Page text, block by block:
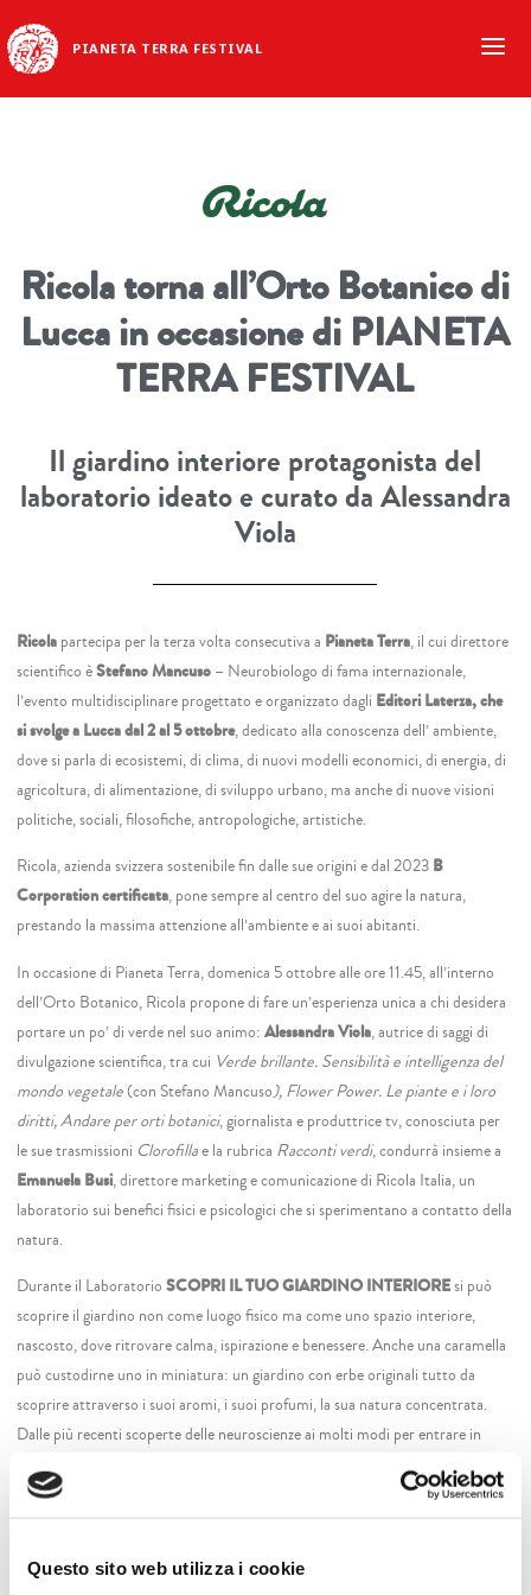
Questo sito web utilizza i cookie
PIANETA TERRA FESTIVAL
Ricola torna all’Orto Botanico di
Lucca in occasione di PIANETA
TERRA FESTIVAL
Il giardino interiore protagonista del
laboratorio ideato e curato da Alessandra
Viola
Ricolapartecipa per la terza volta consecutiva a Pianeta Terra, il cui direttore
scientifico èStefano Mancuso– Neurobiologo di fama internazionale,
l’evento multidisciplinare progettato e organizzato dagli Editori Laterza, che
si svolge a Lucca dal 2 al 5 ottobre, dedicato alla conoscenza dell’ ambiente,
dove si parla di ecosistemi, di clima, di nuovi modelli economici, di energia, di
agricoltura, di alimentazione, di sviluppo urbano, ma anche di nuove visioni
politiche, sociali, filosofiche, antropologiche, artistiche.
Ricola, azienda svizzera sostenibile fin dalle sue origini e dal 2023B
Corporation certificata, pone sempre al centro del suo agire la natura,
prestando la massima attenzione all’ambiente e ai suoi abitanti.
In occasione di Pianeta Terra, domenica 5 ottobre alle ore 11.45, all’interno
dell’Orto Botanico, Ricola propone di fare un’esperienza unica a chi desidera
portare un po’ di verde nel suo animo:Alessandra Viola, autrice di saggi di
divulgazione scientifica, tra cui Verde brillante. Sensibilità e intelligenza del
mondo vegetale(con Stefano Mancuso), Flower Power. Le piante e i loro
diritti,Andare per orti botanici, giornalista e produttrice tv, conosciuta per
le sue trasmissioni Clorofillae la rubrica Racconti verdi, condurrà insieme a
Emanuela Busi, direttore marketing e comunicazione di Ricola Italia, un
laboratorio sui benefici fisici e psicologici che si sperimentano a contatto della
natura.
Durante il LaboratorioSCOPRI IL TUO GIARDINO INTERIOREsi può
scoprire il giardino non come luogo fisico ma come uno spazio interiore,
nascosto, dove ritrovare calma, ispirazione e benessere. Anche una caramella
può custodirne uno in miniatura: un giardino con erbe originali tutto da
scoprire attraverso i suoi aromi, i suoi profumi, la sua natura concentrata.
Dalle più recenti scoperte delle neuroscienze ai molti modi per entrare in
relazione profonda con il mondo vegetale, ci metteremo in gioco attraverso i
sensi per capire quali strumenti, reali e simbolici, possono aiutarci a
conoscere e coltivare il nostro giardino segreto.
Un’esperienza per chi desidera portare un po’ di verde dentro di sé, e con esso